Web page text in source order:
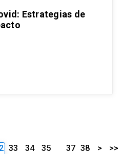
Estrategias de
33 34
35
37 38 > >>